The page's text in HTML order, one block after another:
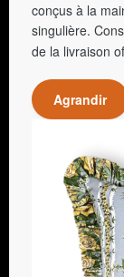
conçus à la
singulière.
de la livraison
Agrandir